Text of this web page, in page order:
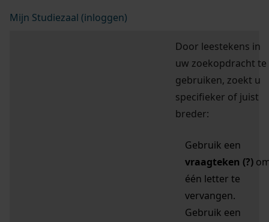
Mijn Studiezaal (inloggen)
Door leestekens in
uw zoekopdracht te
gebruiken, zoekt u
specifieker of juist
breder:
Gebruik een
vraagteken (?)
één letter te
vervangen.
Gebruik een